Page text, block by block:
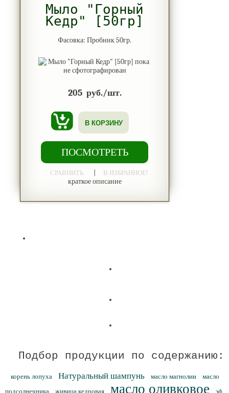
Мыло "Горный
Кедр" [50гр]
Фасовка: Пробник 50гр.
205 руб./шт.
В КОРЗИНУ
ПОСМОТРЕТЬ
СРАВНИТЬ В ИЗБРАННОЕ!
краткое описание
Подбор продукции по содержанию:
корень лопуха Натуральный шампунь масло магнолии
масло
подсолнечника
живица кедровая масло оливковое эф.